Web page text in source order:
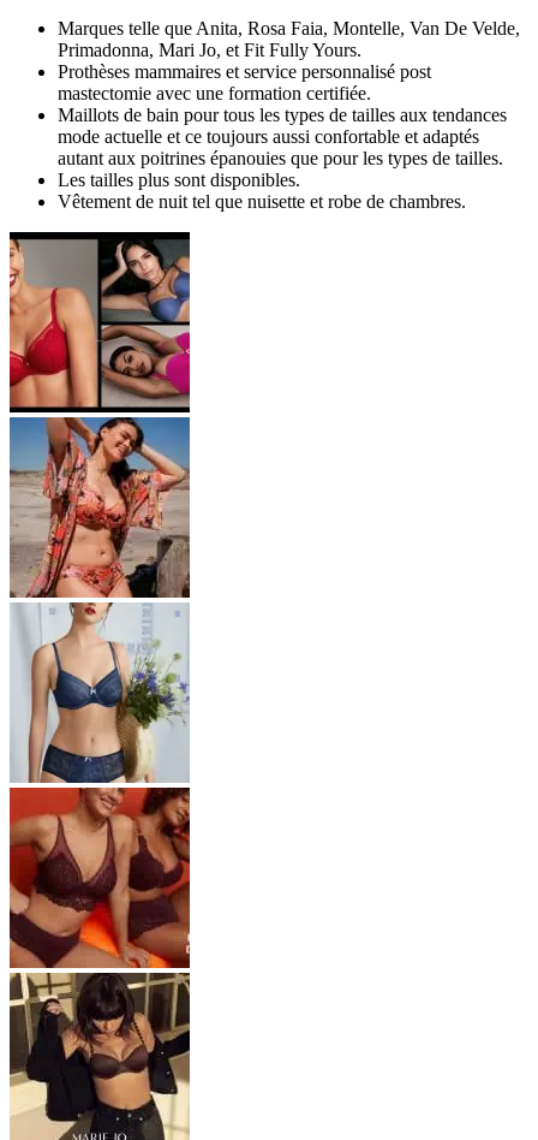
Marques telle que Anita, Rosa Faia, Montelle, Van De Velde,
Primadonna, Mari Jo, et Fit Fully Yours.
Prothèses mammaires et service personnalisé post
mastectomie avec une formation certifiée.
Maillots de bain pour tous les types de tailles aux tendances
mode actuelle et ce toujours aussi confortable et adaptés
autant aux poitrines épanouies que pour les types de tailles.
Les tailles plus sont disponibles.
Vêtement de nuit tel que nuisette et robe de chambres.